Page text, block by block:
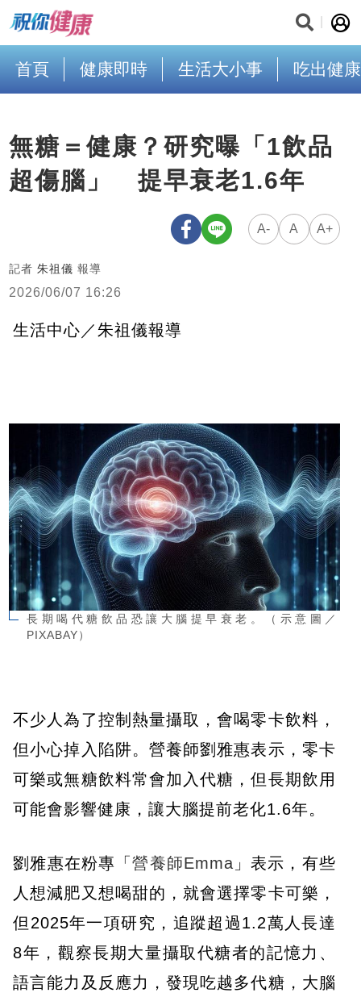
首頁 健康即時 生活大小事 吃出健康
無糖＝健康？研究曝「1飲品
超傷腦」 提早衰老1.6年
A- A A+
記者 朱祖儀 報導
2026/06/07 16:26
生活中心／朱祖儀報導
長期喝代糖飲品恐讓大腦提早衰老。（示意圖／
PIXABAY）
不少人為了控制熱量攝取，會喝零卡飲料，
但小心掉入陷阱。營養師劉雅惠表示，零卡
可樂或無糖飲料常會加入代糖，但長期飲用
可能會影響健康，讓大腦提前老化1.6年。
劉雅惠在粉專「營養師Emma 」表示，有些
人想減肥又想喝甜的，就會選擇零卡可樂，
但2025年一項研究，追蹤超過1.2萬人長達
8年，觀察長期大量攝取代糖者的記憶力、
語言能力及反應力，發現吃越多代糖，大腦